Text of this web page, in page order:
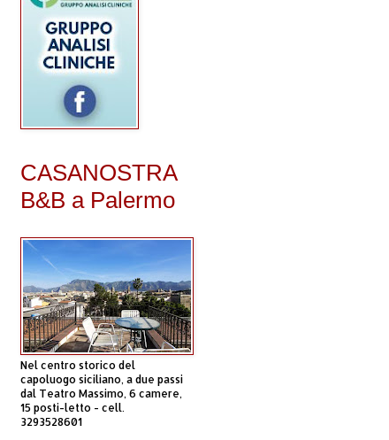
CASANOSTRA
B&B a Palermo
Nel centro storico del
capoluogo siciliano, a due passi
dal Teatro Massimo, 6 camere,
15 posti-letto - cell.
3293528601